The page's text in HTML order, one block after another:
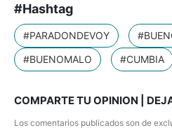
#Hashtag
#PARADONDEVOY
#BUENOMALO
#CUMBIA
COMPARTE TU OPINION |
Los comentarios publicados son de